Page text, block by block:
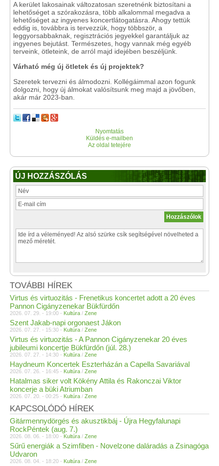
A kerület lakosainak változatosan szeretnénk biztosítani a
lehetőséget a szórakozásra, több alkalommal megadva a
lehetőséget az ingyenes koncertlátogatásra. Ahogy tettük
eddig is, továbbra is tervezzük, hogy többször, a
leggyorsabbaknak, regisztrációs jegyekkel garantáljuk az
ingyenes bejutást. Természetes, hogy vannak még egyéb
terveink, ötleteink, de arról majd idejében beszéljünk.
Várható még új ötletek és új projektek?
Szeretek tervezni és álmodozni. Kollégáimmal azon fogunk
dolgozni, hogy új álmokat valósítsunk meg majd a jövőben,
akár már 2023-ban.
Nyomtatás
Küldés e-mailben
Az oldal tetejére
ÚJ HOZZÁSZÓLÁS
TOVÁBBI HÍREK
Virtus és virtuozitás - Frenetikus koncertet adott a 20 éves
Pannon Cigányzenekar Bükfürdőn
2026. 07. 29. - 19:00 - Kultúra / Zene
Szent Jakab-napi orgonaest Jákon
2026. 07. 27. - 15:30 - Kultúra / Zene
Virtus és virtuozitás - A Pannon Cigányzenekar 20 éves
jubileumi koncertje Bükfürdőn (júl. 28.)
2026. 07. 27. - 14:30 - Kultúra / Zene
Haydneum Koncertek Eszterházán a Capella Savariával
2026. 07. 26. - 16:45 - Kultúra / Zene
Hatalmas siker volt Kökény Attila és Rakonczai Viktor
koncerje a büki Atriumban
2026. 07. 20. - 00:25 - Kultúra / Zene
KAPCSOLÓDÓ HÍREK
Gitármennydörgés és akusztikbáj - Újra Hegyfalunapi
RockPéntek (aug. 7.)
2026. 08. 06. - 18:00 - Kultúra / Zene
Sűrű energiák a Szimfiben - Novelzone daláradás a Zsinagóga
Udvaron
2026. 08. 04. - 18:20 - Kultúra / Zene